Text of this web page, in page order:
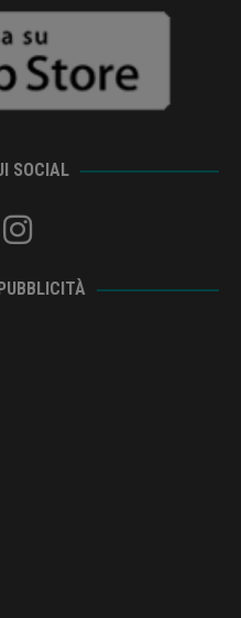
SOCIAL